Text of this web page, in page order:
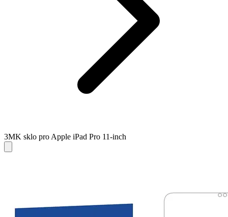
3MK sklo pro Apple iPad Pro 11-inch